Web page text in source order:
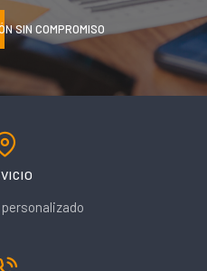
SIN COMPROMISO